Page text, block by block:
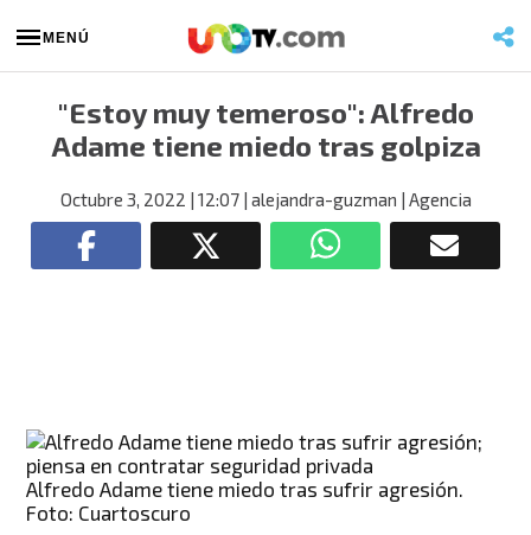
MENÚ
"Estoy muy temeroso": Alfredo
Adame tiene miedo tras golpiza
Octubre 3, 2022 | 12:07| alejandra-guzman | Agencia
Alfredo Adame tiene miedo tras sufrir agresión.
Foto: Cuartoscuro